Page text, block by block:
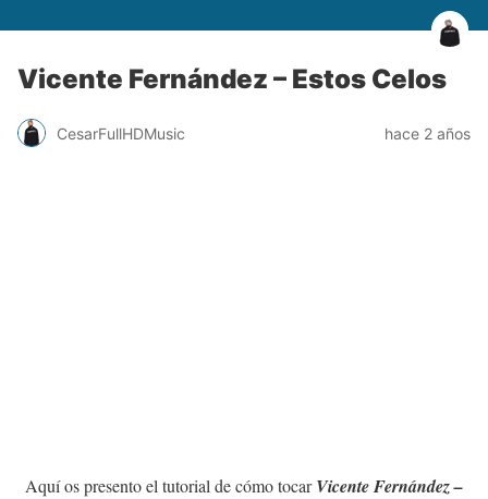
Vicente Fernández – Estos Celos
CesarFullHDMusic hace 2 años
Aquí os presento el tutorial de cómo tocarVicente Fernández –